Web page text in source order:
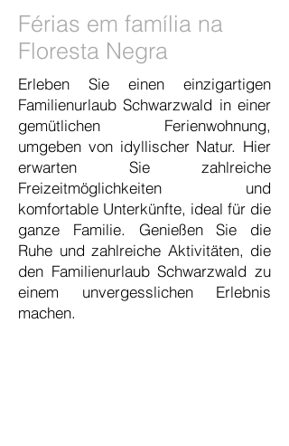
Férias em família na
Floresta Negra
Erleben Sie einen einzigartigen
Familienurlaub Schwarzwald in einer
gemütlichen Ferienwohnung,
umgeben von idyllischer Natur. Hier
erwarten Sie zahlreiche
Freizeitmöglichkeiten und
komfortable Unterkünfte, ideal für die
ganze Familie. Genießen Sie die
Ruhe und zahlreiche Aktivitäten, die
den Familienurlaub Schwarzwald zu
einem unvergesslichen Erlebnis
machen.